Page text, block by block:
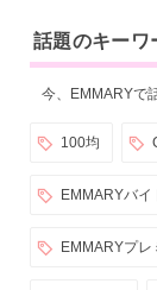
話題のキーワ
今、EMMARYで
100均
EMMARYバイ
EMMARYプレ